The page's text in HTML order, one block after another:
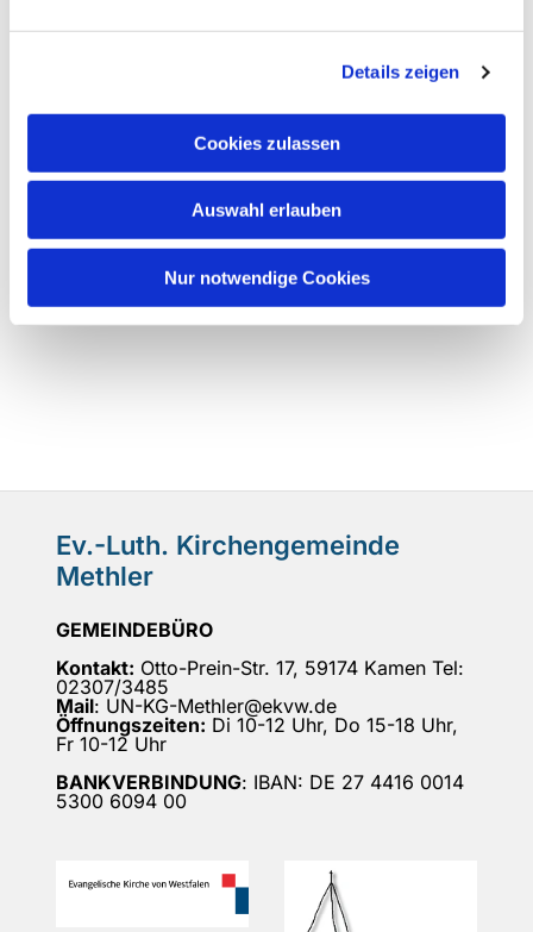
Details zeigen
Cookies zulassen
Auswahl erlauben
Nur notwendige Cookies
Ev.-Luth. Kirchengemeinde
Methler
GEMEINDEBÜRO
Kontakt: Otto-Prein-Str. 17, 59174 Kamen Tel:
02307/3485
Mail: UN-KG-Methler@ekvw.de
Öffnungszeiten: Di 10-12 Uhr, Do 15-18 Uhr,
Fr 10-12 Uhr
BANKVERBINDUNG: IBAN: DE 27 4416 0014
5300 6094 00